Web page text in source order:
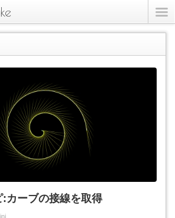
カーブの接線を取得